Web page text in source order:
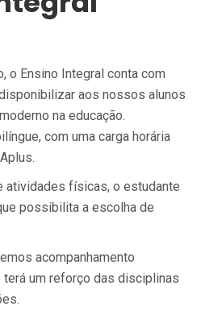
o Ensino Integral conta com
aos nossos alunos
na educação.
com uma carga horária
atividades físicas, o estudante
possibilita a escolha de
acompanhamento
terá um reforço das disciplinas